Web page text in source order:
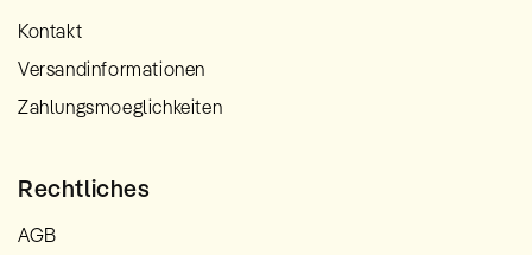
Kontakt
Versandinformationen
Zahlungsmoeglichkeiten
Rechtliches
AGB